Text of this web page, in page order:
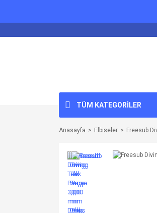
TÜM KATEGORİLER
Anasayfa Elbiseler Freesub